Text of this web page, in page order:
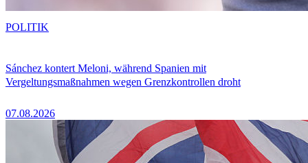
Sánchez kontert Meloni, während Spanien mit
Vergeltungsmaßnahmen wegen Grenzkontrollen droht
07.08.2026
POLITIK